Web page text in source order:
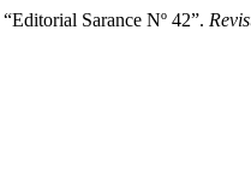
Sarance Nº 42”.